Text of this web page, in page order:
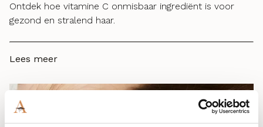
Ontdek hoe vitamine C onmisbaar ingrediënt is voor
gezond en stralend haar.
Lees meer
haar- en hoofdhuidverzorging